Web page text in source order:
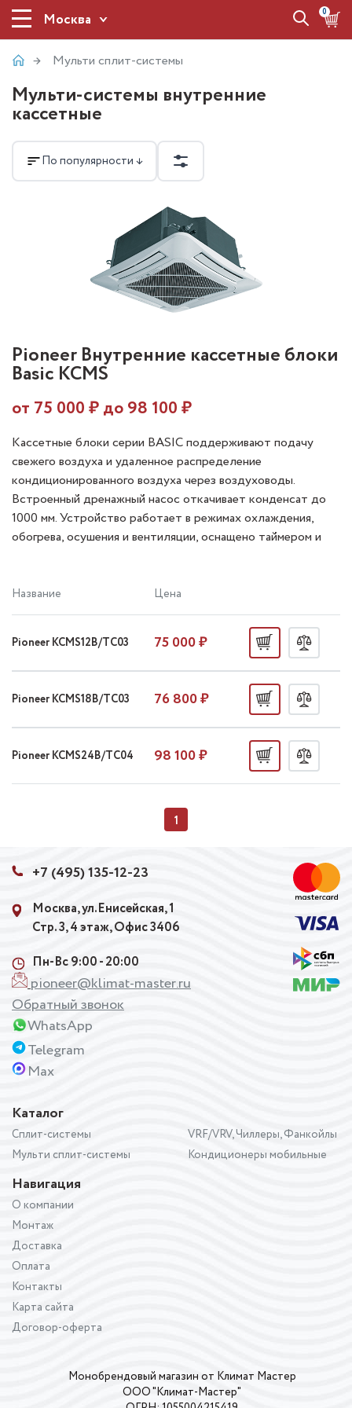
Москва 0
Мульти сплит-системы
Мульти-системы внутренние
кассетные
По популярности ↓
Pioneer Внутренние кассетные блоки
Basic KCMS
от 75 000₽ до98 100₽
Кассетные блоки серии BASIC поддерживают подачу
свежего воздуха и удаленное распределение
кондиционированного воздуха через воздуховоды.
Встроенный дренажный насос откачивает конденсат до
1000 мм. Устройство работает в режимах охлаждения,
обогрева, осушения и вентиляции, оснащено таймером и
Название Цена
Pioneer KCMS12B/TC03 75 000 ₽
Pioneer KCMS18B/TC03 76 800 ₽
Pioneer KCMS24B/TC04 98 100 ₽
1
Каталог
Сплит-системы
Мульти сплит-системы
VRF/VRV, Чиллеры, Фанкойлы
Кондиционеры мобильные
Навигация
О компании
Монтаж
Доставка
Оплата
Контакты
Карта сайта
Договор-оферта
+7 (495) 135-12-23
Москва, ул.Енисейская, 1
Стр. 3, 4 этаж, Офис 3406
Пн-Вс 9:00 - 20:00
pioneer@klimat-master.ru
Обратный звонок
WhatsApp
Telegram
Max
Монобрендовый магазин от Климат Мастер
ООО "Климат-Мастер"